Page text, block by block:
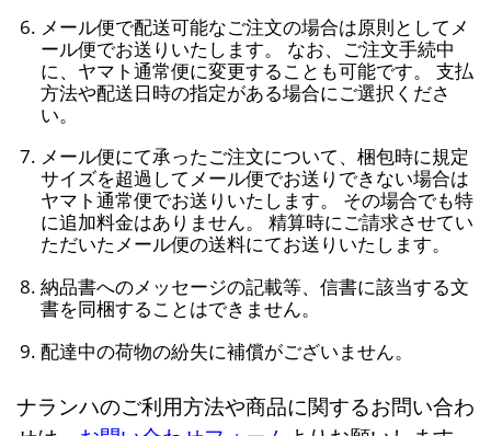
メール便で配送可能なご注文の場合は原則としてメ
ール便でお送りいたします。 なお、ご注文手続中
に、ヤマト通常便に変更することも可能です。 支払
方法や配送日時の指定がある場合にご選択くださ
い。
メール便にて承ったご注文について、梱包時に規定
サイズを超過してメール便でお送りできない場合は
ヤマト通常便でお送りいたします。 その場合でも特
に追加料金はありません。 精算時にご請求させてい
ただいたメール便の送料にてお送りいたします。
納品書へのメッセージの記載等、信書に該当する文
書を同梱することはできません。
配達中の荷物の紛失に補償がございません。
ナランハのご利用方法や商品に関するお問い合わ